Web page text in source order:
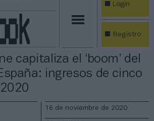
Login
Registro
capitaliza el ‘boom’ del
ingresos de cinco
16 de noviembre de 2020